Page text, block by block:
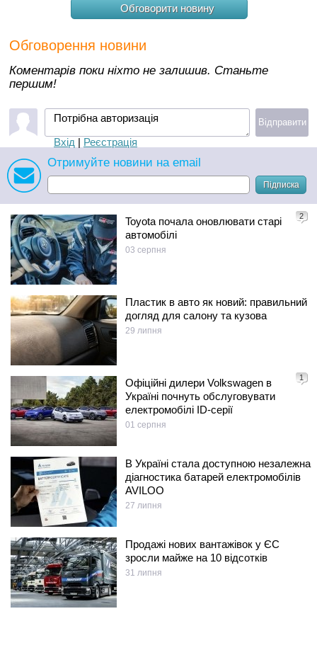
Обговорити новину
Обговорення новини
Коментарів поки ніхто не залишив. Станьте
першим!
Потрібна авторизація
Вхід | Реєстрація
Відправити
Отримуйте новини на email
Підписка
2
Toyota почала оновлювати старі
автомобілі
03 серпня
Пластик в авто як новий: правильний
догляд для салону та кузова
29 липня
1
Офіційні дилери Volkswagen в
Україні почнуть обслуговувати
електромобілі ID-серії
01 серпня
В Україні стала доступною незалежна
діагностика батарей електромобілів
AVILOO
27 липня
Продажі нових вантажівок у ЄС
зросли майже на 10 відсотків
31 липня